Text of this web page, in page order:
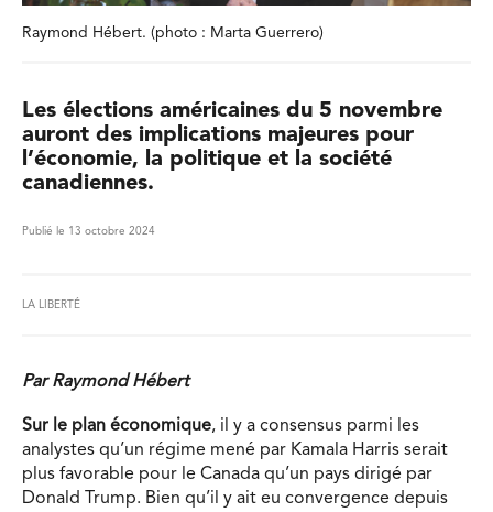
Raymond Hébert. (photo : Marta Guerrero)
Les élections américaines du 5 novembre
auront des implications majeures pour
l’économie, la politique et la société
canadiennes.
Publié le 13 octobre 2024
LA LIBERTÉ
Par Raymond Hébert
Sur le plan économique, il y a consensus parmi les
analystes qu’un régime mené par Kamala Harris serait
plus favorable pour le Canada qu’un pays dirigé par
Donald Trump. Bien qu’il y ait eu convergence depuis